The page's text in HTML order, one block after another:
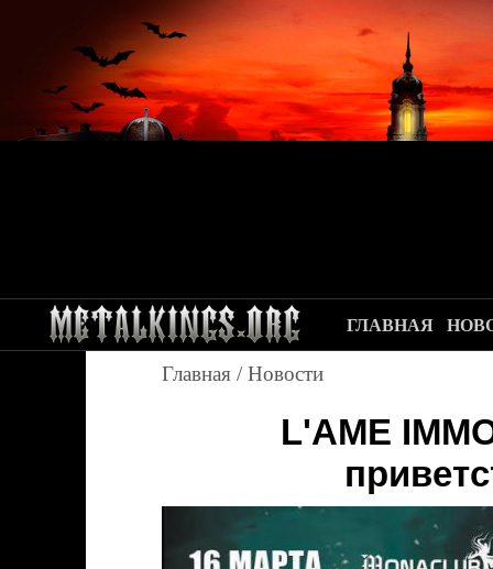
ГЛАВНАЯ
Главная / Новости
L'AME